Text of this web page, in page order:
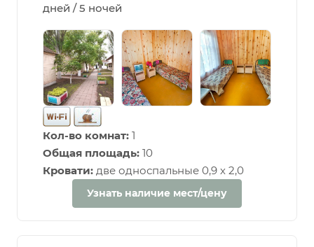
дней / 5 ночей
Кол-во комнат: 1
Общая площадь: 10
Кровати: две односпальные 0,9 х 2,0
Узнать наличие мест/цену